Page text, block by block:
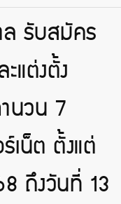
รับสมัคร
แต่งตั้ง
นวน 7
เน็ต ตั้งแต่
ถึงวันที่ 13